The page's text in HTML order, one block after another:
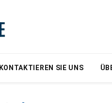
KONTAKTIEREN SIE UNS